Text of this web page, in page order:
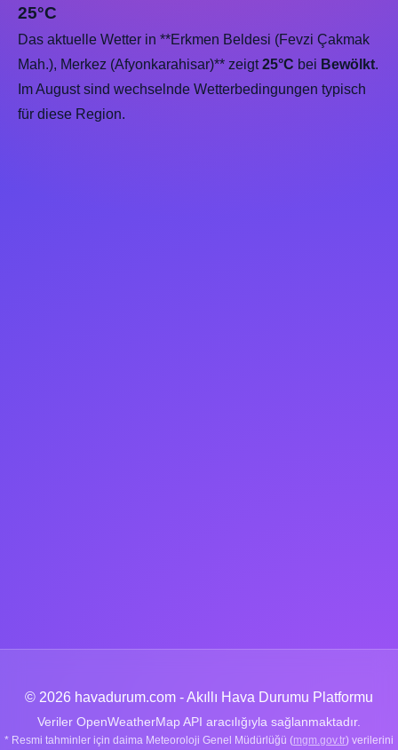
25°C
Das aktuelle Wetter in **Erkmen Beldesi (Fevzi Çakmak
Mah.), Merkez (Afyonkarahisar)** zeigt25°C bei Bewölkt.
Im August sind wechselnde Wetterbedingungen typisch
für diese Region.
© 2026 havadurum.com - Akıllı Hava Durumu Platformu
Veriler OpenWeatherMap API aracılığıyla sağlanmaktadır.
* Resmi tahminler için daima Meteoroloji Genel Müdürlüğü (mgm.gov.tr) verilerini